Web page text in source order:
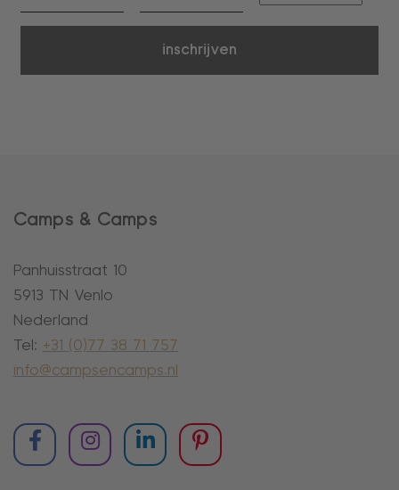
inschrijven
Camps & Camps
Panhuisstraat 10
5913 TN Venlo
Nederland
Tel: +31 (0)77 38 71 757
info@campsencamps.nl